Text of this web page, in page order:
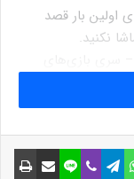
اولین بار قصد
نکنید.
واتس آپ تلگرام وایبر لاین اشتراک گذاری با ایمیل